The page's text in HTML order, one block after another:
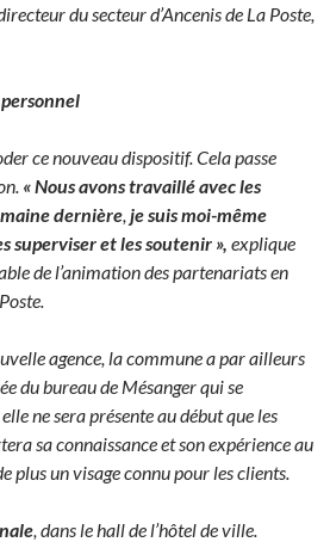
du secteur d’Ancenis de La Poste,
ce nouveau dispositif. Cela passe
« Nous avons travaillé avec les
dernière je suis moi-même
superviser et les soutenir », explique
de l’animation des partenariats en
agence, la commune a par ailleurs
du bureau de Mésanger qui se
ne sera présente au début que les
sa connaissance et son expérience au
plus un visage connu pour les clients.
, dans le hall de l’hôtel de ville.